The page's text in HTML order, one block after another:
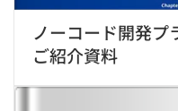
ノーコード開発
ご紹介資料